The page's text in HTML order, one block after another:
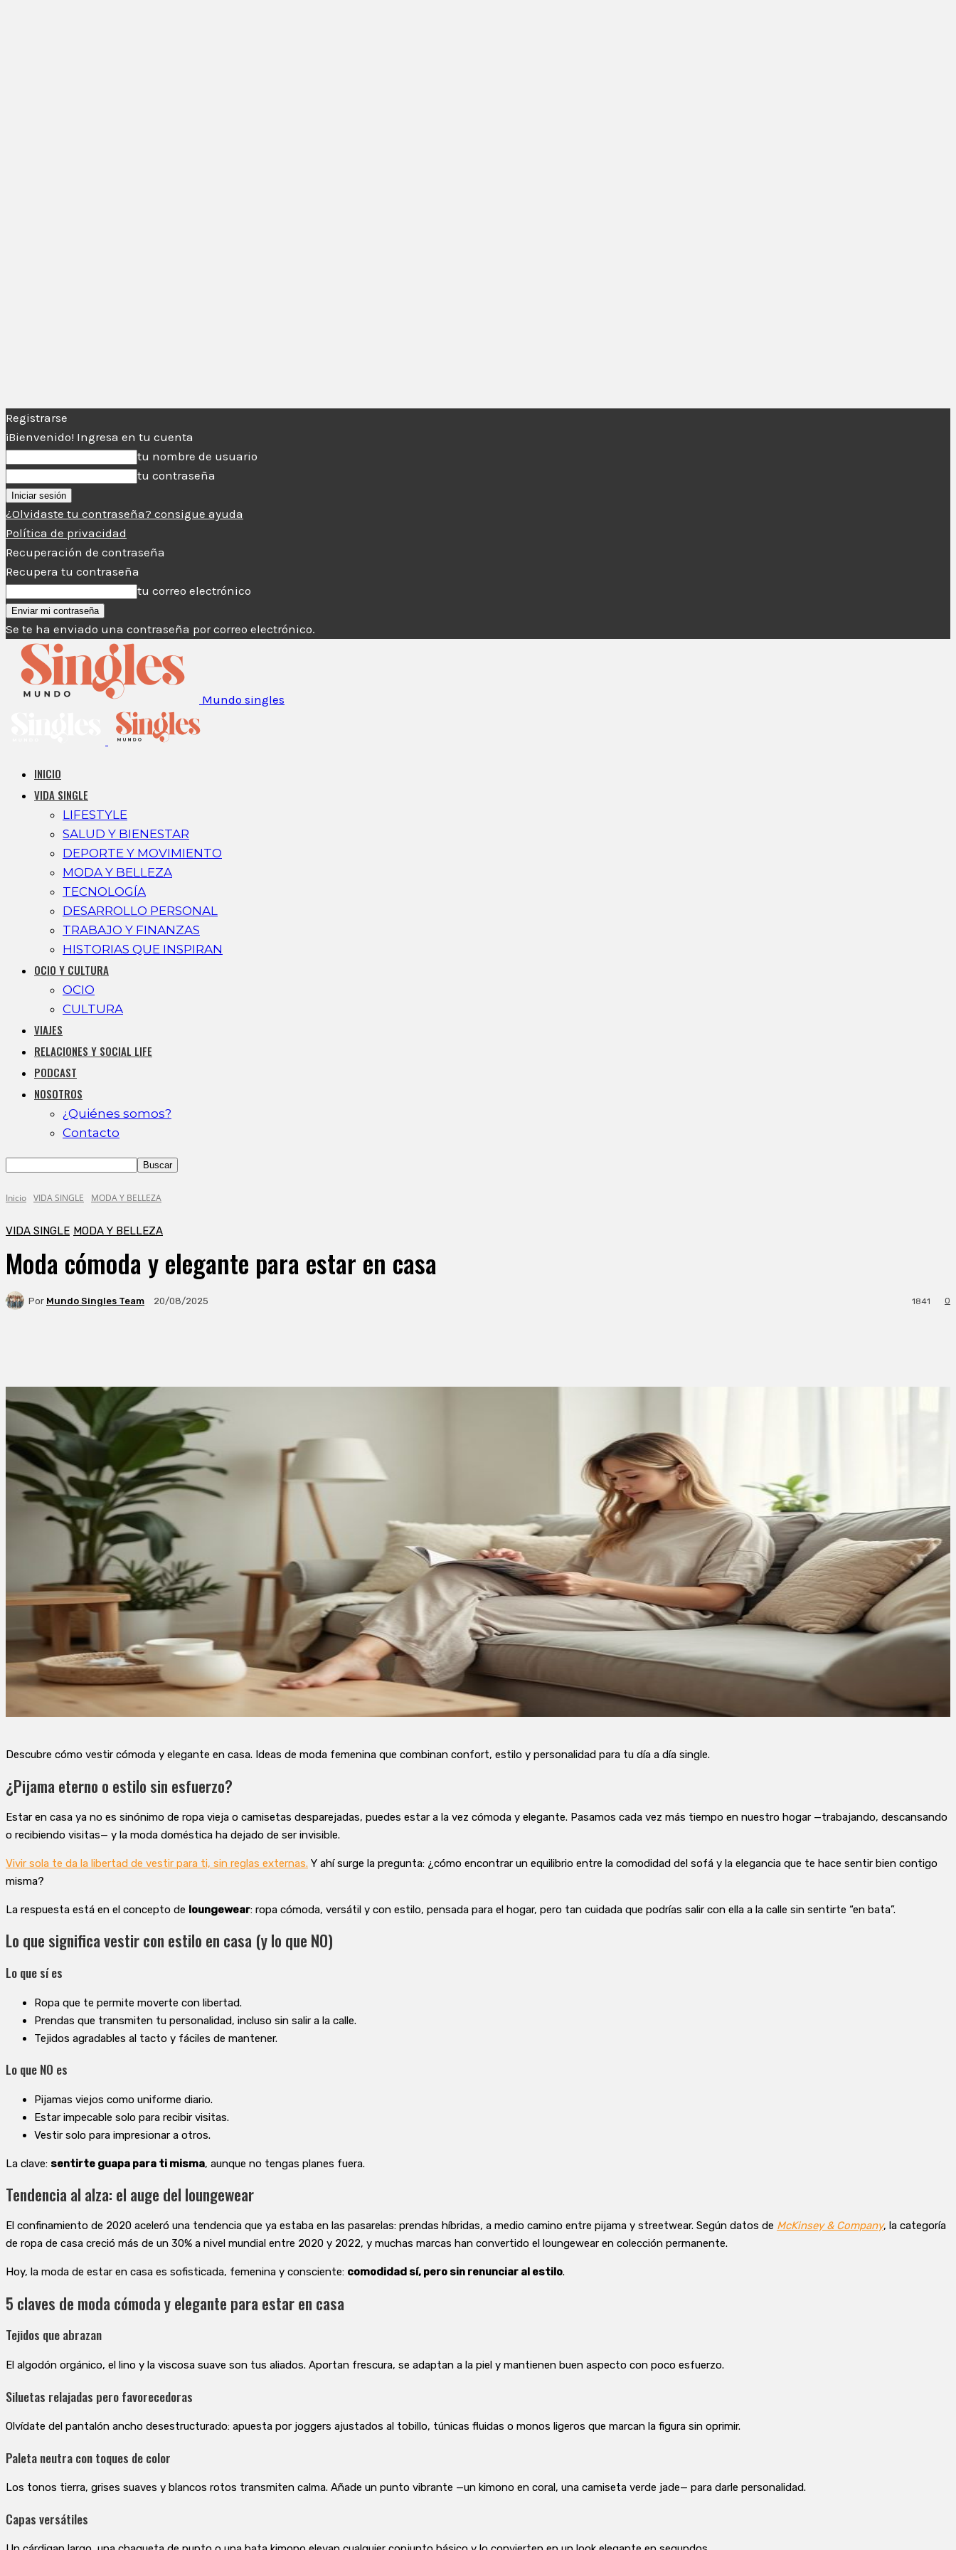
Registrarse
¡Bienvenido! Ingresa en tu cuenta
tu nombre de usuario
tu contraseña
¿Olvidaste tu contraseña? consigue ayuda
Política de privacidad
Recuperación de contraseña
Recupera tu contraseña
tu correo electrónico
Se te ha enviado una contraseña por correo electrónico.
Mundo singles
INICIO
VIDA SINGLE
LIFESTYLE
SALUD Y BIENESTAR
DEPORTE Y MOVIMIENTO
MODA Y BELLEZA
TECNOLOGÍA
DESARROLLO PERSONAL
TRABAJO Y FINANZAS
HISTORIAS QUE INSPIRAN
OCIO Y CULTURA
OCIO
CULTURA
VIAJES
RELACIONES Y SOCIAL LIFE
PODCAST
NOSOTROS
¿Quiénes somos?
Contacto
Inicio VIDA SINGLE MODA Y BELLEZA
VIDA SINGLE MODA Y BELLEZA
Moda cómoda y elegante para estar en casa
Por Mundo Singles Team 20/08/2025 0
1841
Descubre cómo vestir cómoda y elegante en casa. Ideas de moda femenina que combinan confort, estilo y personalidad para tu día a día single.
¿Pijama eterno o estilo sin esfuerzo?
Estar en casa ya no es sinónimo de ropa vieja o camisetas desparejadas, puedes estar a la vez cómoda y elegante. Pasamos cada vez más tiempo en nuestro hogar —trabajando, descansando
o recibiendo visitas— y la moda doméstica ha dejado de ser invisible.
Vivir sola te da la libertad de vestir para ti, sin reglas externas. Y ahí surge la pregunta: ¿cómo encontrar un equilibrio entre la comodidad del sofá y la elegancia que te hace sentir bien contigo
misma?
La respuesta está en el concepto de loungewear: ropa cómoda, versátil y con estilo, pensada para el hogar, pero tan cuidada que podrías salir con ella a la calle sin sentirte “en bata”.
Lo que significa vestir con estilo en casa (y lo que NO)
Lo que sí es
Ropa que te permite moverte con libertad.
Prendas que transmiten tu personalidad, incluso sin salir a la calle.
Tejidos agradables al tacto y fáciles de mantener.
Lo que NO es
Pijamas viejos como uniforme diario.
Estar impecable solo para recibir visitas.
Vestir solo para impresionar a otros.
La clave: sentirte guapa para ti misma, aunque no tengas planes fuera.
Tendencia al alza: el auge del loungewear
El confinamiento de 2020 aceleró una tendencia que ya estaba en las pasarelas: prendas híbridas, a medio camino entre pijama y streetwear. Según datos de McKinsey & Company, la categoría
de ropa de casa creció más de un 30% a nivel mundial entre 2020 y 2022, y muchas marcas han convertido el loungewear en colección permanente.
Hoy, la moda de estar en casa es sofisticada, femenina y consciente: comodidad sí, pero sin renunciar al estilo.
5 claves de moda cómoda y elegante para estar en casa
Tejidos que abrazan
El algodón orgánico, el lino y la viscosa suave son tus aliados. Aportan frescura, se adaptan a la piel y mantienen buen aspecto con poco esfuerzo.
Siluetas relajadas pero favorecedoras
Olvídate del pantalón ancho desestructurado: apuesta por joggers ajustados al tobillo, túnicas fluidas o monos ligeros que marcan la figura sin oprimir.
Paleta neutra con toques de color
Los tonos tierra, grises suaves y blancos rotos transmiten calma. Añade un punto vibrante —un kimono en coral, una camiseta verde jade— para darle personalidad.
Capas versátiles